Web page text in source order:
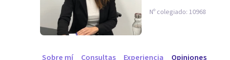
Nº colegiado: 10968
Sobre mí Consultas Experiencia Opiniones